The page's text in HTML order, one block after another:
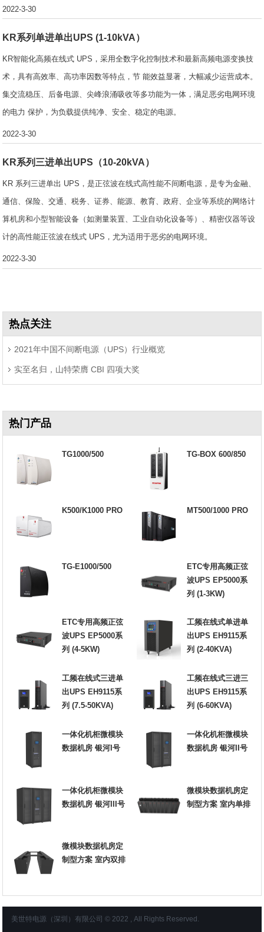
2022-3-30
KR系列单进单出UPS (1-10kVA）
KR智能化高频在线式 UPS，采用全数字化控制技术和最新高频电源变换技
术，具有高效率、高功率因数等特点，节 能效益显著，大幅减少运营成本。
集交流稳压、后备电源、尖峰浪涌吸收等多功能为一体，满足恶劣电网环境
的电力 保护，为负载提供纯净、安全、稳定的电源。
2022-3-30
KR系列三进单出UPS（10-20kVA）
KR 系列三进单出 UPS，是正弦波在线式高性能不间断电源，是专为金融、
通信、保险、交通、税务、证券、能源、教育、政府、企业等系统的网络计
算机房和小型智能设备（如测量装置、工业自动化设备等）、精密仪器等设
计的高性能正弦波在线式 UPS，尤为适用于恶劣的电网环境。
2022-3-30
热点关注
2021年中国不间断电源（UPS）行业概览
实至名归，山特荣膺 CBI 四项大奖
热门产品
TG1000/500 TG-BOX 600/850
K500/K1000 PRO MT500/1000 PRO
TG-E1000/500
ETC专用高频正弦
波UPS EP5000系
列 (1-3KW)
ETC专用高频正弦
波UPS EP5000系
列 (4-5KW)
工频在线式单进单
出UPS EH9115系
列 (2-40KVA)
工频在线式三进单
出UPS EH9115系
列 (7.5-50KVA)
工频在线式三进三
出UPS EH9115系
列 (6-60KVA)
一体化机柜微模块
数据机房 银河I号
一体化机柜微模块
数据机房 银河II号
一体化机柜微模块
数据机房 银河III号
微模块数据机房定
制型方案 室内单排
微模块数据机房定
制型方案 室内双排
美世特电源（深圳）有限公司 © 2022 , All Rights Reserved.